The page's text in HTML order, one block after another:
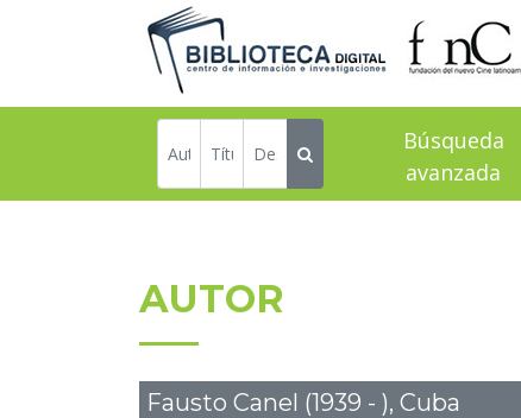
Búsqueda
avanzada
AUTOR
Fausto Canel (1939 - ), Cuba